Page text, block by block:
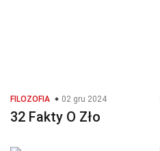
FILOZOFIA 02 gru 2024
32 Fakty O Zło